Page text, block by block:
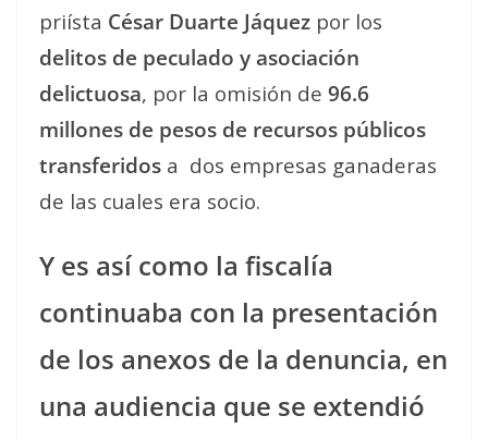
priísta César Duarte Jáquez por los
delitos de peculado y asociación
delictuosa, por la omisión de 96.6
millones de pesos de recursos públicos
transferidos a dos empresas ganaderas
de las cuales era socio.
Y es así como la fiscalía
continuaba con la presentación
de los anexos de la denuncia, en
una audiencia que se extendió